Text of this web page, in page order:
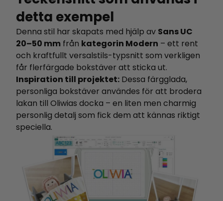
detta exempel
Denna stil har skapats med hjälp av Sans UC
20–50 mm från kategorin Modern – ett rent
och kraftfullt versalstils-typsnitt som verkligen
får flerfärgade bokstäver att sticka ut.
Inspiration till projektet: Dessa färgglada,
personliga bokstäver användes för att brodera
lakan till Oliwias docka – en liten men charmig
personlig detalj som fick dem att kännas riktigt
speciella.